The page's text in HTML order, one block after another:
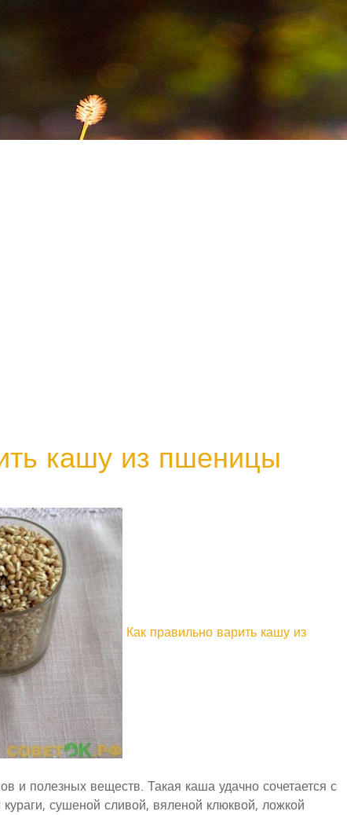
кашу из пшеницы
Как правильно варить кашу из
и полезных веществ. Такая каша удачно сочетается с
сушеной сливой, вяленой клюквой, ложкой